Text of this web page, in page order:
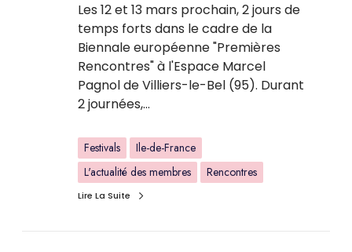
Les 12 et 13 mars prochain, 2 jours de
temps forts dans le cadre de la
Biennale européenne "Premières
Rencontres" à l'Espace Marcel
Pagnol de Villiers-le-Bel (95). Durant
2 journées,…
Festivals
Ile-de-France
L'actualité des membres
Rencontres
Lire La Suite